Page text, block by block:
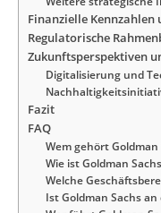
Finanzielle
Regulatorische
Zukunftsperspektiven
Digitalisierung und
Fazit
FAQ
Wem gehört Goldman
Wie ist Goldman
Welche
Ist Goldman Sachs